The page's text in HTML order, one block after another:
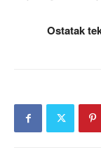
Ostatak